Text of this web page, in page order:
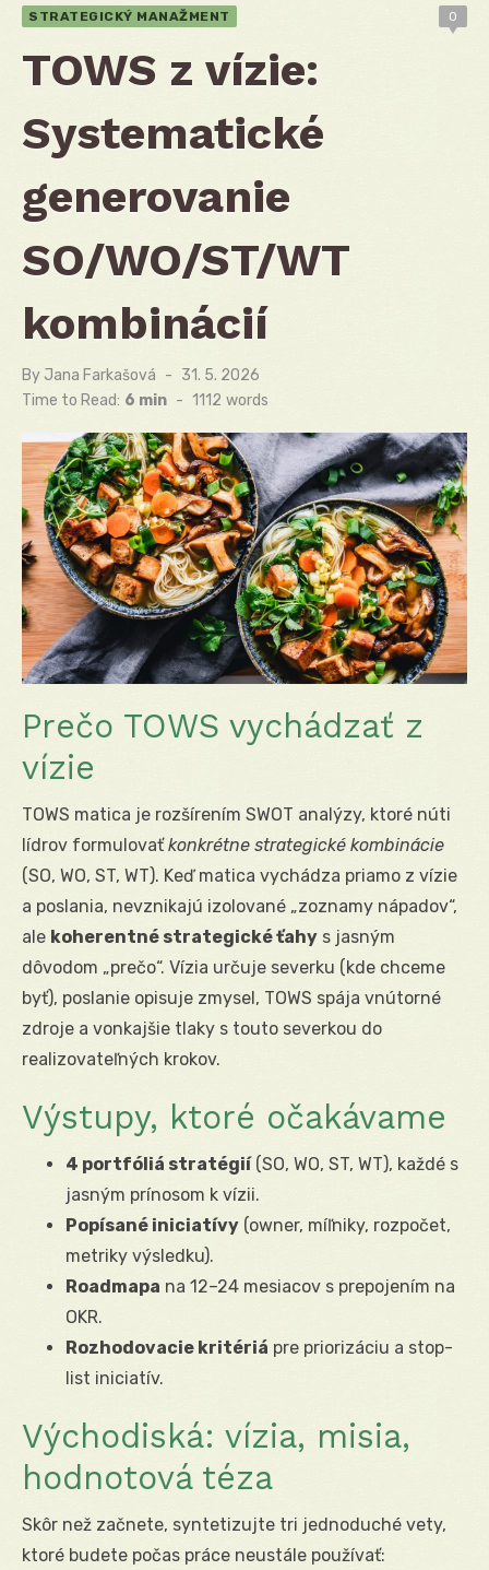
STRATEGICKÝ MANAŽMENT 0
TOWS z vízie:
Systematické
generovanie
SO/WO/ST/WT
kombinácií
By Jana Farkašová
Posted
on
31. 5. 2026
Time to Read: 6 min - 1112 words
Prečo TOWS vychádzať z
vízie
TOWS matica je rozšírením SWOT analýzy, ktoré núti
lídrov formulovaťkonkrétne strategické kombinácie
(SO, WO, ST, WT). Keď matica vychádza priamo z vízie
a poslania, nevznikajú izolované „zoznamy nápadov“,
ale koherentné strategické ťahy s jasným
dôvodom „prečo“. Vízia určuje severku (kde chceme
byť), poslanie opisuje zmysel, TOWS spája vnútorné
zdroje a vonkajšie tlaky s touto severkou do
realizovateľných krokov.
Výstupy, ktoré očakávame
4 portfóliá stratégií(SO, WO, ST, WT), každé s
jasným prínosom k vízii.
Popísané iniciatívy (owner, míľniky, rozpočet,
metriky výsledku).
Roadmapa na 12–24 mesiacov s prepojením na
OKR.
Rozhodovacie kritériá pre priorizáciu a stop-
list iniciatív.
Východiská: vízia, misia,
hodnotová téza
Skôr než začnete, syntetizujte tri jednoduché vety,
ktoré budete počas práce neustále používať: